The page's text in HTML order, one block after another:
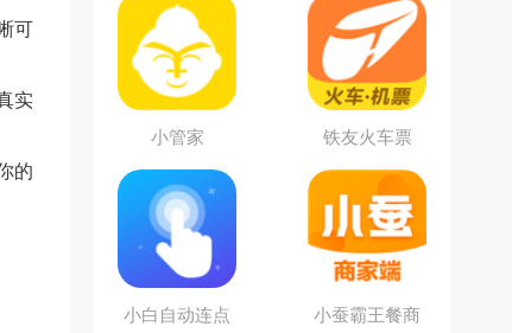
可
实
的
小管家 铁友火车票
小白自动连点
小蚕霸王餐商